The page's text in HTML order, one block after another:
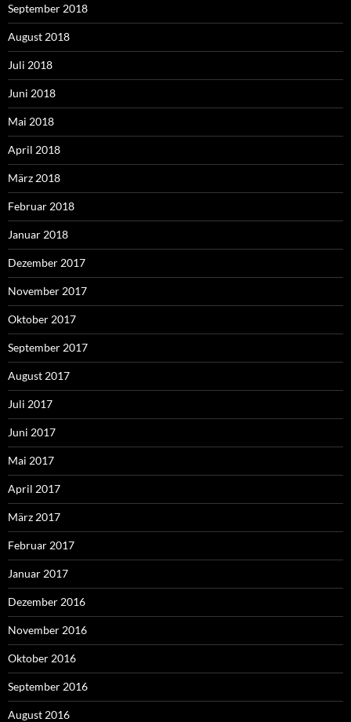
September 2018
August 2018
Juli 2018
Juni 2018
Mai 2018
April 2018
März 2018
Februar 2018
Januar 2018
Dezember 2017
November 2017
Oktober 2017
September 2017
August 2017
Juli 2017
Juni 2017
Mai 2017
April 2017
März 2017
Februar 2017
Januar 2017
Dezember 2016
November 2016
Oktober 2016
September 2016
August 2016